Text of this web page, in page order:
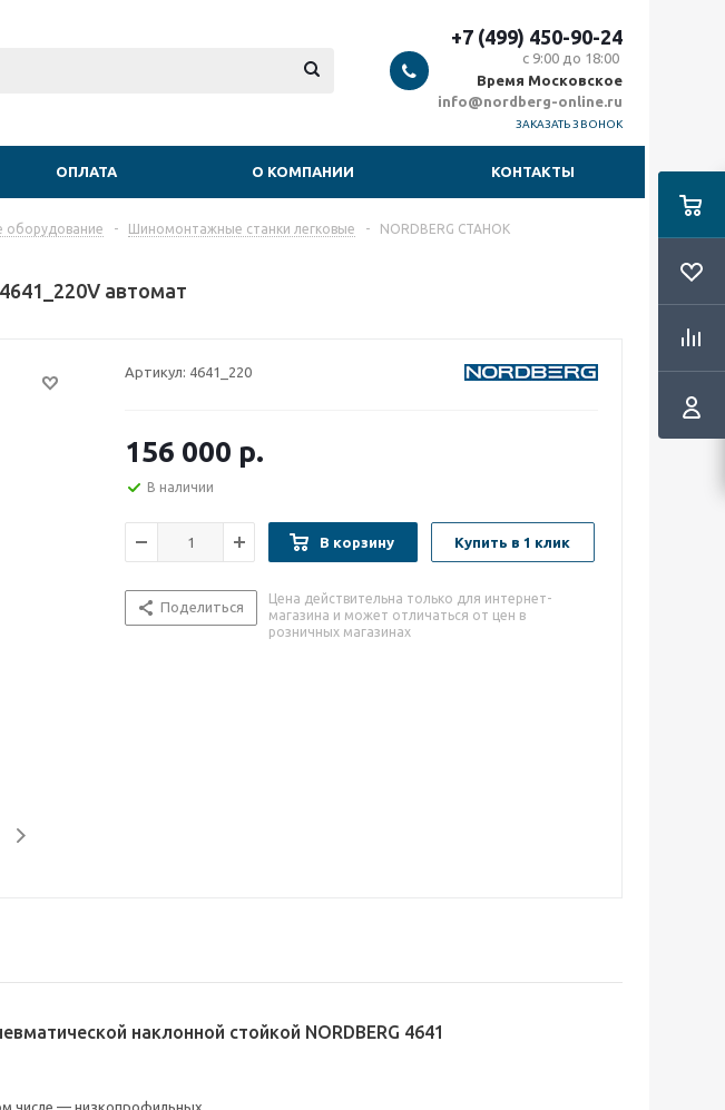
+7 (499) 450-90-24
с 9:00 до 18:00
Время Московское
info@nordberg-online.ru
ЗАКАЗАТЬ ЗВОНОК
ОПЛАТА О КОМПАНИИ КОНТАКТЫ
оборудование - Шиномонтажные станки легковые -
NORDBERG СТАНОК
автомат
Артикул: 4641_220
156 000 р.
В наличии
В корзину Купить в 1 клик
Поделиться
Цена действительна только для интернет-
магазина и может отличаться от цен в
розничных магазинах
наклонной стойкой NORDBERG 4641
числе — низкопрофильных